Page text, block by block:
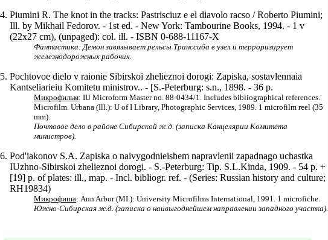
Piumini R. The knot in the tracks: Pastrisciuz e el diavolo racso / Roberto Piumini;
Ill. by Mikhail Fedorov. - 1st ed. - New York: Tambourine Books, 1994. - 1 v
(22x27 cm), (unpaged): col. ill. - ISBN 0-688-11167-X
Фантастика: Демон завязывает рельсы Транссиба в узел и терроризирует
железнодорожных рабочих.
Pochtovoe dielo v raionie Sibirskoi zhelieznoi dorogi: Zapiska, sostavlennaia
Kantseliarieiu Komitetu ministrov.. - [S.-Peterburg: s.n., 1898. - 36 p.
Микрофильм: IU Microform Master no. 88-0434/1. Includes bibliographical references.
Microfilm. Urbana (Ill.): U of I Library, Photographic Services, 1989. 1 microfilm reel (35
mm).
Почтовое дело в районе Сибирской ж.д. (записка Канцелярии Комитета
министров).
Pod'iakonov S.A. Zapiska o naivygodnieishem napravlenii zapadnago uchastka
IUzhno-Sibirskoi zhelieznoi dorogi. - S.-Peterburg: Tip. S.L.Kinda, 1909. - 54 p. +
[19] p. of plates: ill., map. - Incl. bibliogr. ref. - (Series: Russian history and culture;
RH19834)
Микрофиша: Ann Arbor (MI.): University Microfilms International, 1991. 1 microfiche.
Южно-Сибирская ж.д. (записка о наивыгоднейшем направлении западного участка).